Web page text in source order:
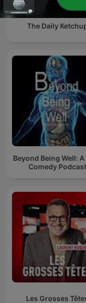
The Daily
Beyond Being Well:
Comedy Podcast
Les Grosses